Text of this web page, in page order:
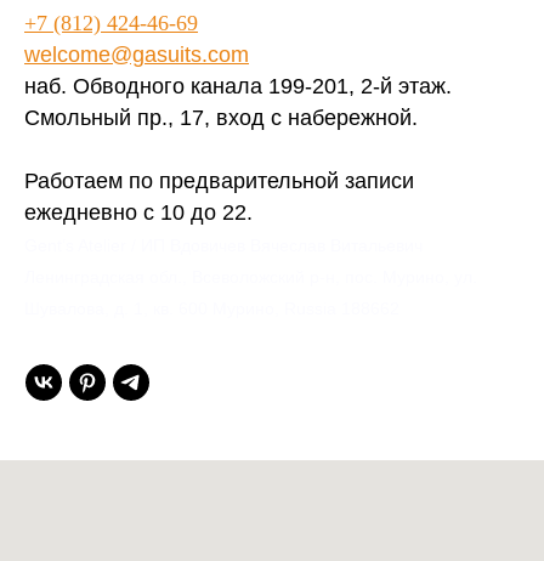
+7 (812) 424-46-69
welcome@gasuits.com
наб. Обводного канала 199-201, 2-й этаж.
Смольный пр., 17, вход с набережной.
Работаем по предварительной записи
ежедневно с 10 до 22.